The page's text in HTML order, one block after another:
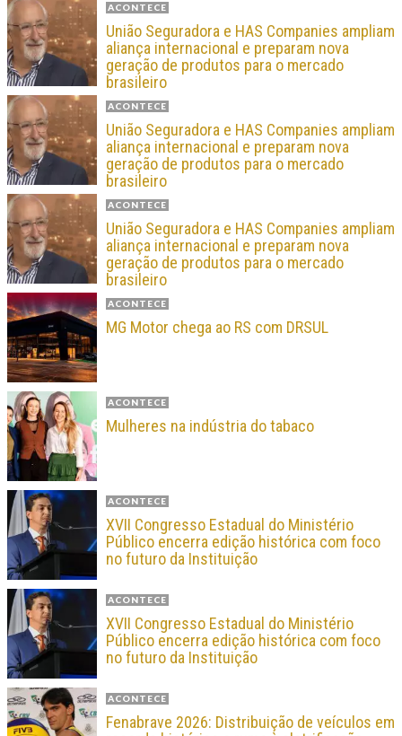
ACONTECE
União Seguradora e HAS Companies ampliam
aliança internacional e preparam nova
geração de produtos para o mercado
brasileiro
ACONTECE
União Seguradora e HAS Companies ampliam
aliança internacional e preparam nova
geração de produtos para o mercado
brasileiro
ACONTECE
União Seguradora e HAS Companies ampliam
aliança internacional e preparam nova
geração de produtos para o mercado
brasileiro
ACONTECE
MG Motor chega ao RS com DRSUL
ACONTECE
Mulheres na indústria do tabaco
ACONTECE
XVII Congresso Estadual do Ministério
Público encerra edição histórica com foco
no futuro da Instituição
ACONTECE
XVII Congresso Estadual do Ministério
Público encerra edição histórica com foco
no futuro da Instituição
ACONTECE
Fenabrave 2026: Distribuição de veículos em